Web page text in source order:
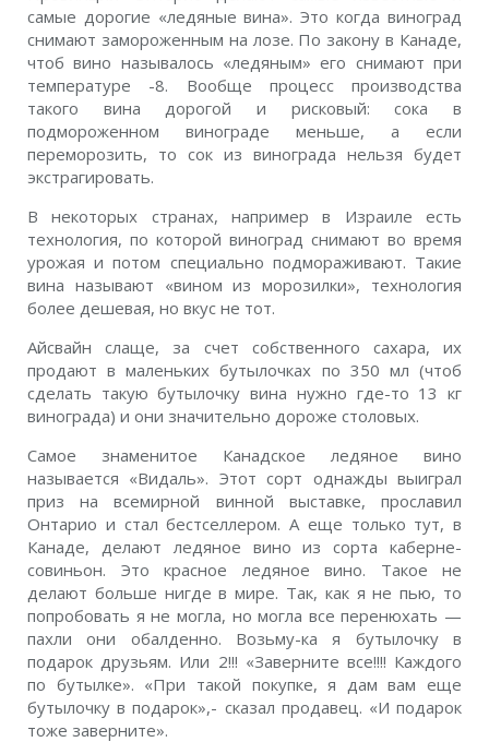
самые дорогие «ледяные вина». Это когда виноград
снимают замороженным на лозе. По закону в Канаде,
чтоб вино называлось «ледяным» его снимают при
температуре -8. Вообще процесс производства
такого вина дорогой и рисковый: сока в
подмороженном винограде меньше, а если
переморозить, то сок из винограда нельзя будет
экстрагировать.
В некоторых странах, например в Израиле есть
технология, по которой виноград снимают во время
урожая и потом специально подмораживают. Такие
вина называют «вином из морозилки», технология
более дешевая, но вкус не тот.
Айсвайн слаще, за счет собственного сахара, их
продают в маленьких бутылочках по 350 мл (чтоб
сделать такую бутылочку вина нужно где-то 13 кг
винограда) и они значительно дороже столовых.
Самое знаменитое Канадское ледяное вино
называется «Видаль». Этот сорт однажды выиграл
приз на всемирной винной выставке, прославил
Онтарио и стал бестселлером. А еще только тут, в
Канаде, делают ледяное вино из сорта каберне-
совиньон. Это красное ледяное вино. Такое не
делают больше нигде в мире. Так, как я не пью, то
попробовать я не могла, но могла все перенюхать —
пахли они обалденно. Возьму-ка я бутылочку в
подарок друзьям. Или 2!!! «Заверните все!!!! Каждого
по бутылке». «При такой покупке, я дам вам еще
бутылочку в подарок»,- сказал продавец. «И подарок
тоже заверните».